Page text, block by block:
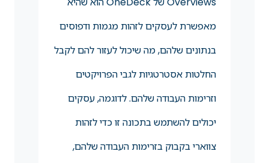
מאפשרת לעסקים לזהות מגמות ודפוסים
בנתונים שלהם, מה שיכול לעזור להם לקבל
החלטות אסטרטגיות לגבי הפרויקטים
וזרימות העבודה שלהם. לדוגמה, עסקים
יכולים להשתמש בתכונה זו כדי לזהות
צווארי בקבוק בזרימות העבודה שלהם,